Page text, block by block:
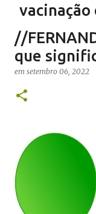
vacinação
VIVA! SERRA NEGRA NO
//
que
em setembro 06, 2022